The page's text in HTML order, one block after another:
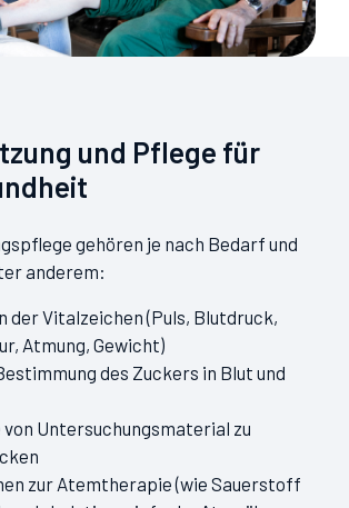
und Pflege für
gehören je nach Bedarf und
anderem:
der Vitalzeichen (Puls, Blutdruck,
Atmung, Gewicht)
des Zuckers in Blut und
Untersuchungsmaterial zu
zur Atemtherapie (wie Sauerstoff